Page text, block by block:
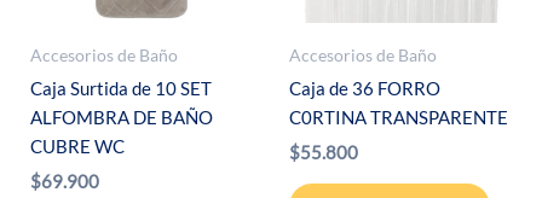
Accesorios de Baño
Caja Surtida de 10 SET
ALFOMBRA DE BAÑO
CUBRE WC
$69.900
Accesorios de Baño
Caja de 36 FORRO
C0RTINA TRANSPARENTE
$55.800